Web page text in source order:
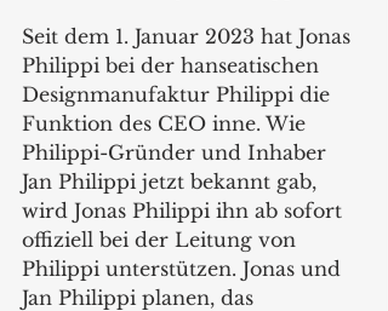
Seit dem 1. Januar 2023 hat Jonas
Philippi bei der hanseatischen
Designmanufaktur Philippi die
Funktion des CEO inne. Wie
Philippi-Gründer und Inhaber
Jan Philippi jetzt bekannt gab,
wird Jonas Philippi ihn ab sofort
offiziell bei der Leitung von
Philippi unterstützen. Jonas und
Jan Philippi planen, das